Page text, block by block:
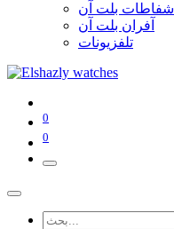
شفاطات بلت آن
آفران بلت آن
تلفزيونات
0
0